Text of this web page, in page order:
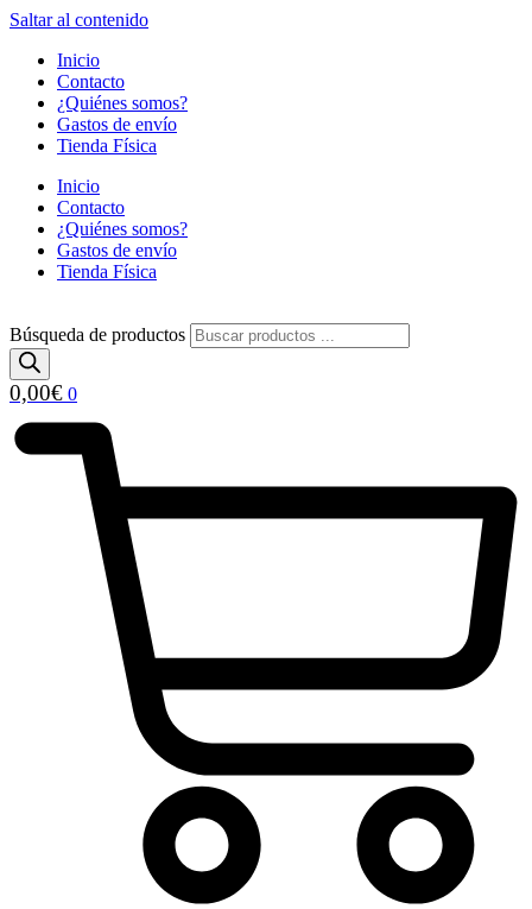
Saltar al contenido
Inicio
Contacto
¿Quiénes somos?
Gastos de envío
Tienda Física
Inicio
Contacto
¿Quiénes somos?
Gastos de envío
Tienda Física
Búsqueda de productos
0,00€ 0